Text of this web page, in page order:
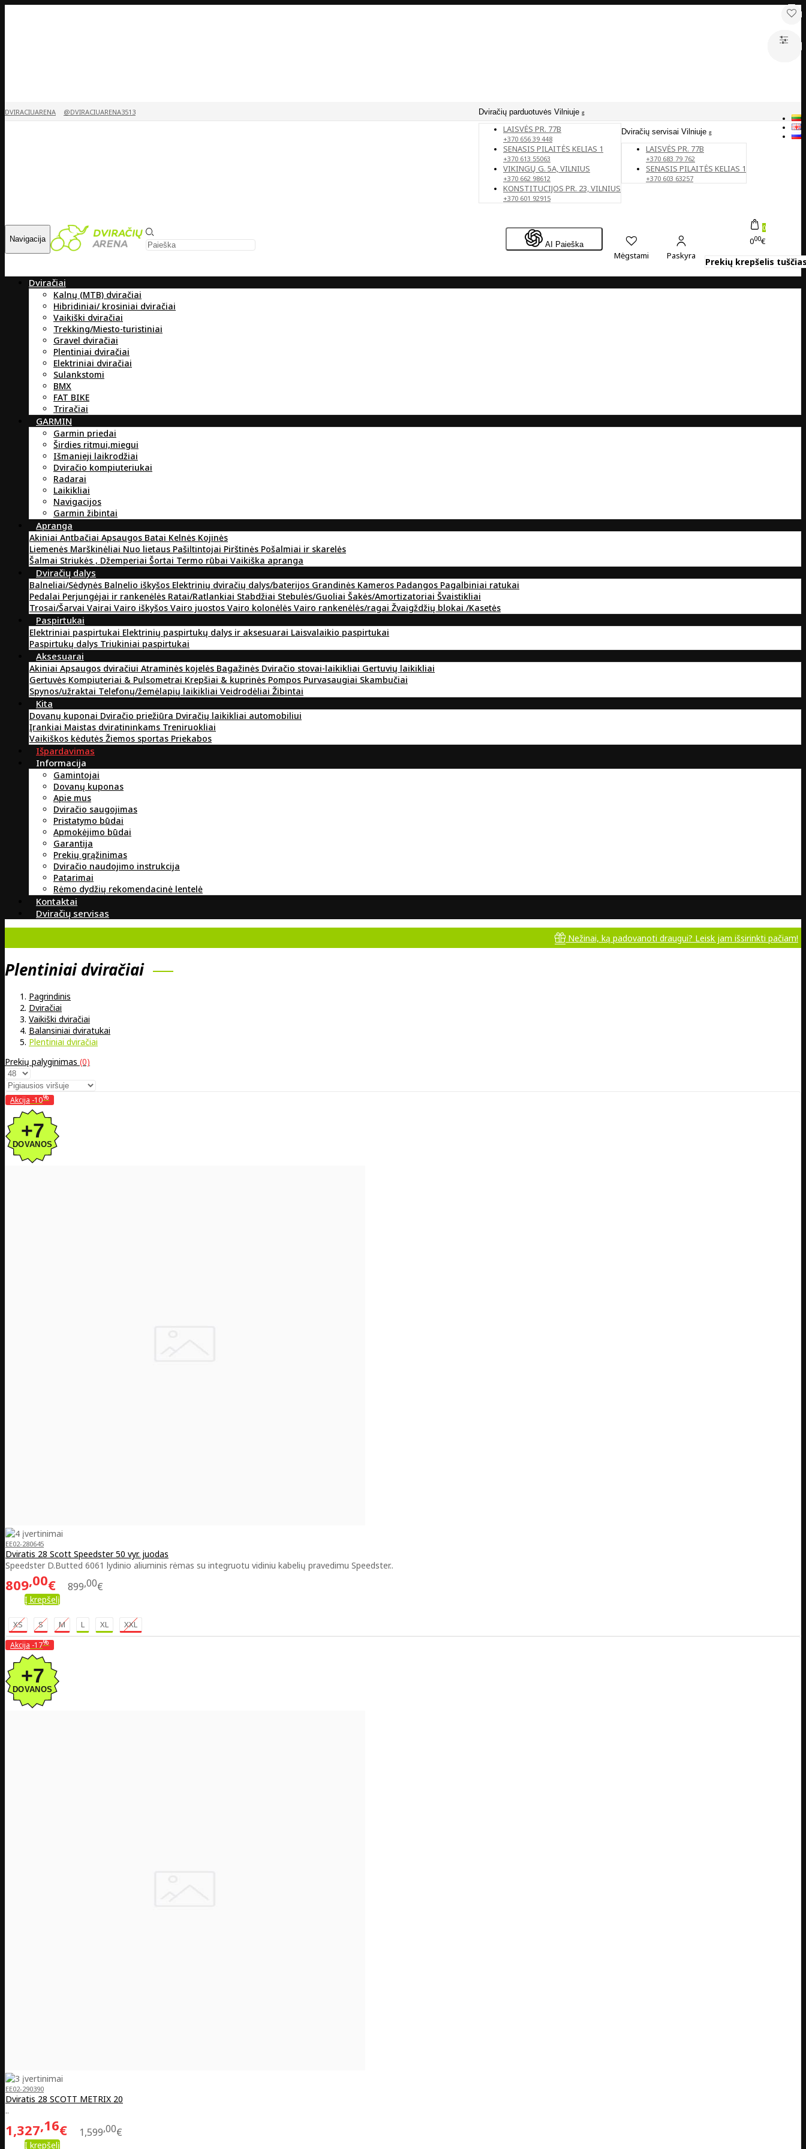
Dviračių parduotuvės Vilniuje
LAISVĖS PR. 77B
+370 656 39 448
SENASIS PILAITĖS KELIAS 1
+370 613 55063
VIKINGŲ G. 5A, VILNIUS
+370 662 98612
KONSTITUCIJOS PR. 23, VILNIUS
+370 601 92915
Dviračių servisai Vilniuje
LAISVĖS PR. 77B
+370 683 79 762
SENASIS PILAITĖS KELIAS 1
+370 603 63257
DVIRACIUARENA @DVIRACIUARENA3513
Navigacija
AI Paieška
Mėgstami Paskyra
0
000€
Prekių krepšelis
Dviračiai
Kalnų (MTB) dviračiai
Hibridiniai/ krosiniai dviračiai
Vaikiški dviračiai
Trekking/Miesto-turistiniai
Gravel dviračiai
Plentiniai dviračiai
Elektriniai dviračiai
Sulankstomi
BMX
FAT BIKE
Triračiai
GARMIN
Garmin priedai
Širdies ritmui,miegui
Išmanieji laikrodžiai
Dviračio kompiuteriukai
Radarai
Laikikliai
Navigacijos
Garmin žibintai
Apranga
Akiniai Antbačiai Apsaugos Batai Kelnės Kojinės
Liemenės Marškinėliai Nuo lietaus Pašiltintojai Pirštinės Pošalmiai ir skarelės
Šalmai Striukės , Džemperiai Šortai Termo rūbai Vaikiška apranga
Dviračių dalys
Balneliai/Sėdynės Balnelio iškyšos Elektrinių dviračių dalys/baterijos Grandinės Kameros Padangos Pagalbiniai ratukai
Pedalai Perjungėjai ir rankenėlės Ratai/Ratlankiai Stabdžiai Stebulės/Guoliai Šakės/Amortizatoriai Švaistikliai
Trosai/Šarvai Vairai Vairo iškyšos Vairo juostos Vairo kolonėlės Vairo rankenėlės/ragai Žvaigždžių blokai /Kasetės
Paspirtukai
Elektriniai paspirtukai Elektrinių paspirtukų dalys ir aksesuarai Laisvalaikio paspirtukai
Paspirtukų dalys Triukiniai paspirtukai
Aksesuarai
Akiniai Apsaugos dviračiui Atraminės kojelės Bagažinės Dviračio stovai-laikikliai Gertuvių laikikliai
Gertuvės Kompiuteriai & Pulsometrai Krepšiai & kuprinės Pompos Purvasaugiai Skambučiai
Spynos/užraktai Telefonų/žemėlapių laikikliai Veidrodėliai Žibintai
Kita
Dovanų kuponai Dviračio priežiūra Dviračių laikikliai automobiliui
Įrankiai Maistas dviratininkams Treniruokliai
Vaikiškos kėdutės Žiemos sportas Priekabos
Išpardavimas
Informacija
Gamintojai
Dovanų kuponas
Apie mus
Dviračio saugojimas
Pristatymo būdai
Apmokėjimo būdai
Garantija
Prekių grąžinimas
Dviračio naudojimo instrukcija
Patarimai
Rėmo dydžių rekomendacinė lentelė
Kontaktai
Dviračių servisas
Nežinai, ką padovanoti draugui? Leisk jam išsirinkti pačiam!
Plentiniai dviračiai
Pagrindinis
Dviračiai
Vaikiški dviračiai
Balansiniai dviratukai
Plentiniai dviračiai
Prekių palyginimas (0)
Akcija -10%
EE02-280645
Dviratis 28 Scott Speedster 50 vyr. juodas
Speedster D.Butted 6061 lydinio aliuminis rėmas su integruotu vidiniu kabelių pravedimu Speedster..
809 00€ 899 00€
Į krepšelį
XS S M L XL XXL
Akcija -17%
EE02-290390
Dviratis 28 SCOTT METRIX 20
..
1,327 16€ 1,599 00€
Į krepšelį